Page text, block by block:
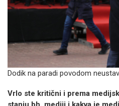
Dodik na paradi povodom
Vrlo ste kritični i prema